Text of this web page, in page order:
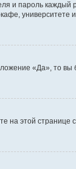
и пароль каждый
университете и
«Да», то вы
на этой странице